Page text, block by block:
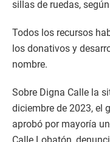
sillas de ruedas,
Todos los recursos
los donativos y
nombre.
Sobre Digna Calle la
diciembre de 2023, el
aprobó por mayoría